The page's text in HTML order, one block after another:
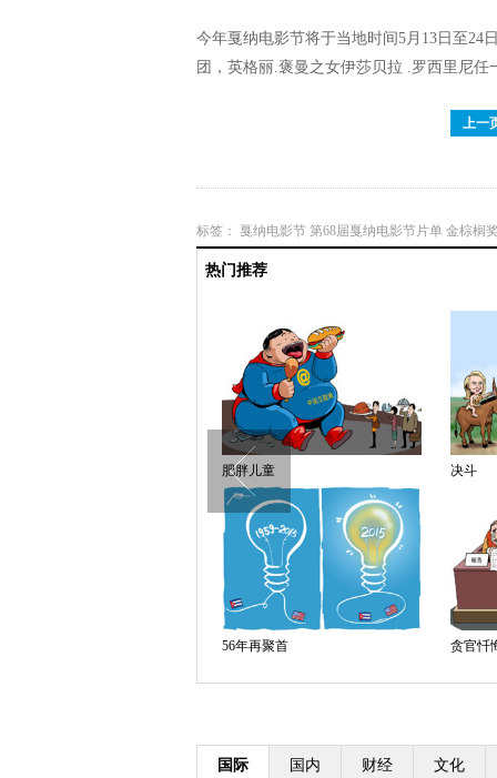
今年戛纳电影节将于当地时间5月13日至24
团，英格丽.褒曼之女伊莎贝拉 .罗西里尼
上一
标签： 戛纳电影节 第68届戛纳电影节片单 金棕榈
热门推荐
愤怒的部落勇士 抗议
求同存异 爆表
国际 国内 财经 文化